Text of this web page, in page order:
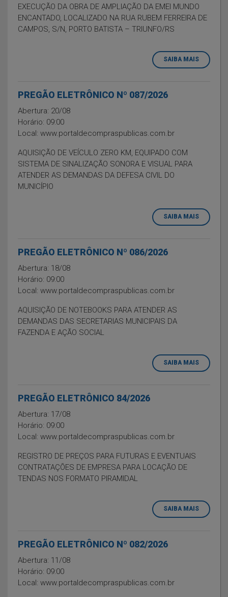
EXECUÇÃO DA OBRA DE AMPLIAÇÃO DA EMEI MUNDO
ENCANTADO, LOCALIZADO NA RUA RUBEM FERREIRA DE
CAMPOS, S/N, PORTO BATISTA – TRIUNFO/RS
SAIBA MAIS
PREGÃO ELETRÔNICO Nº 087/2026
Abertura: 20/08
Horário: 09:00
Local: www.portaldecompraspublicas.com.br
AQUISIÇÃO DE VEÍCULO ZERO KM, EQUIPADO COM
SISTEMA DE SINALIZAÇÃO SONORA E VISUAL PARA
ATENDER AS DEMANDAS DA DEFESA CIVIL DO
MUNICÍPIO
SAIBA MAIS
PREGÃO ELETRÔNICO Nº 086/2026
Abertura: 18/08
Horário: 09:00
Local: www.portaldecompraspublicas.com.br
AQUISIÇÃO DE NOTEBOOKS PARA ATENDER AS
DEMANDAS DAS SECRETARIAS MUNICIPAIS DA
FAZENDA E AÇÃO SOCIAL
SAIBA MAIS
PREGÃO ELETRÔNICO 84/2026
Abertura: 17/08
Horário: 09:00
Local: www.portaldecompraspublicas.com.br
REGISTRO DE PREÇOS PARA FUTURAS E EVENTUAIS
CONTRATAÇÕES DE EMPRESA PARA LOCAÇÃO DE
TENDAS NOS FORMATO PIRAMIDAL
SAIBA MAIS
PREGÃO ELETRÔNICO Nº 082/2026
Abertura: 11/08
Horário: 09:00
Local: www.portaldecompraspublicas.com.br